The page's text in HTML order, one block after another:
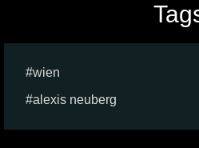
wien
alexis neuberg